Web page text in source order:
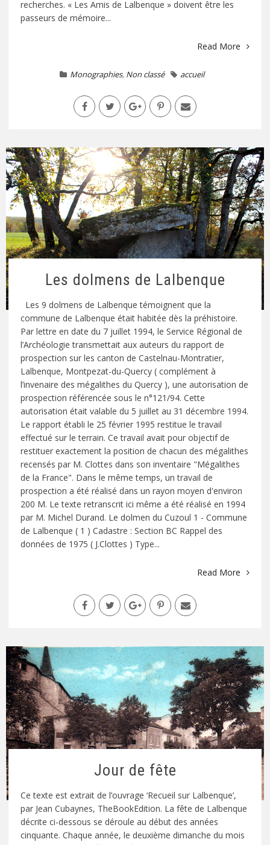
recherches. « Les Amis de Lalbenque » doivent être les
passeurs de mémoire...
Read More
Monographies, Non classé accueil
Les dolmens de Lalbenque
Les 9 dolmens de Lalbenque témoignent que la
commune de Lalbenque était habitée dès la préhistoire.
Par lettre en date du 7 juillet 1994, le Service Régional de
l’Archéologie transmettait aux auteurs du rapport de
prospection sur les canton de Castelnau-Montratier,
Lalbenque, Montpezat-du-Quercy ( complément à
l’invenaire des mégalithes du Quercy ), une autorisation de
prospection référencée sous le n°121/94. Cette
autorisation était valable du 5 juillet au 31 décembre 1994.
Le rapport établi le 25 février 1995 restitue le travail
effectué sur le terrain. Ce travail avait pour objectif de
restituer exactement la position de chacun des mégalithes
recensés par M. Clottes dans son inventaire "Mégalithes
de la France". Dans le même temps, un travail de
prospection a été réalisé dans un rayon moyen d'environ
200 M. Le texte retranscrit ici même a été réalisé en 1994
par M. Michel Durand. Le dolmen du Cuzoul 1 - Commune
de Lalbenque ( 1 ) Cadastre : Section BC Rappel des
données de 1975 ( J.Clottes ) Type...
Read More
Jour de fête
Ce texte est extrait de l’ouvrage ‘Recueil sur Lalbenque’,
par Jean Cubaynes, TheBookEdition. La fête de Lalbenque
décrite ci-dessous se déroule au début des années
cinquante. Chaque année, le deuxième dimanche du mois